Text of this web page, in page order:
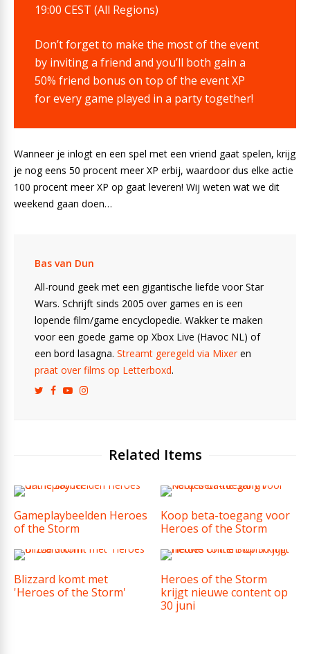
19:00 CEST (All Regions)
Don’t forget to make the most of the event
by inviting a friend and you’ll both gain a
50% friend bonus on top of the event XP
for every game played in a party together!
Wanneer je inlogt en een spel met een vriend gaat spelen, krijg
je nog eens 50 procent meer XP erbij, waardoor dus elke actie
100 procent meer XP op gaat leveren! Wij weten wat we dit
weekend gaan doen…
Bas van Dun
All-round geek met een gigantische liefde voor Star
Wars. Schrijft sinds 2005 over games en is een
lopende film/game encyclopedie. Wakker te maken
voor een goede game op Xbox Live (Havoc NL) of
een bord lasagna. Streamt geregeld via Mixeren
praat over films op Letterboxd.
Related Items
Gameplaybeelden Heroes
of the Storm
Koop beta-toegang voor
Heroes of the Storm
Blizzard komt met
'Heroes of the Storm'
Heroes of the Storm
krijgt nieuwe content op
30 juni